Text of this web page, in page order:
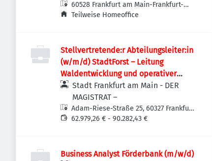
60528 Frankfurt am Main-Frankfurt-
Süd, Deutschland
Teilweise Homeoffice
Stellvertretende:r Abteilungsleiter:in
(w/m/d) StadtForst – Leitung
Waldentwicklung und operativer
Forstbetrieb
Stadt Frankfurt am Main - DER
MAGISTRAT –
Adam-Riese-Straße 25, 60327 Frankfurt
am Main-Innenstadt I, Deutschland
62.979,26 € - 90.282,43 €
Business Analyst Förderbank (m/w/d)